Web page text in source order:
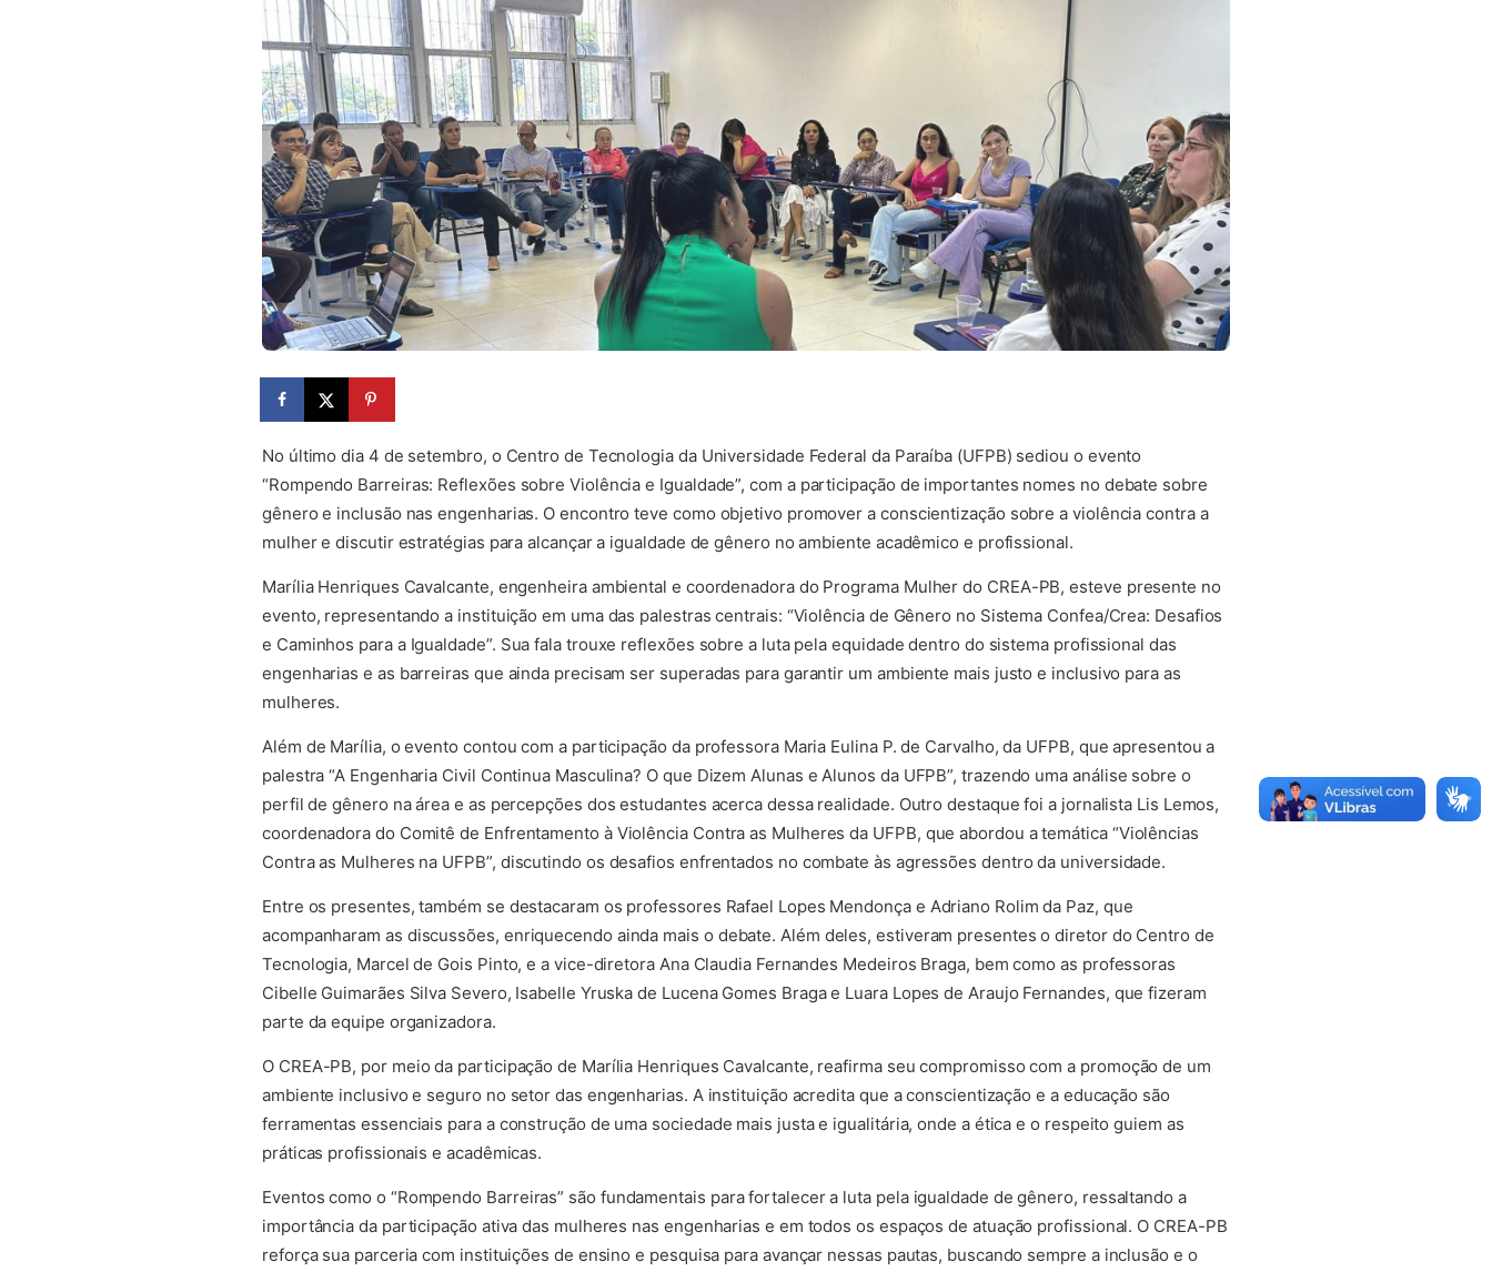
No último dia 4 de setembro, o Centro de Tecnologia da Universidade Federal da Paraíba (UFPB) sediou o evento
“Rompendo Barreiras: Reflexões sobre Violência e Igualdade”, com a participação de importantes nomes no debate sobre
gênero e inclusão nas engenharias. O encontro teve como objetivo promover a conscientização sobre a violência contra a
mulher e discutir estratégias para alcançar a igualdade de gênero no ambiente acadêmico e profissional.
Marília Henriques Cavalcante, engenheira ambiental e coordenadora do Programa Mulher do CREA-PB, esteve presente no
evento, representando a instituição em uma das palestras centrais: “Violência de Gênero no Sistema Confea/Crea: Desafios
e Caminhos para a Igualdade”. Sua fala trouxe reflexões sobre a luta pela equidade dentro do sistema profissional das
engenharias e as barreiras que ainda precisam ser superadas para garantir um ambiente mais justo e inclusivo para as
mulheres.
Além de Marília, o evento contou com a participação da professora Maria Eulina P. de Carvalho, da UFPB, que apresentou a
palestra “A Engenharia Civil Continua Masculina? O que Dizem Alunas e Alunos da UFPB”, trazendo uma análise sobre o
perfil de gênero na área e as percepções dos estudantes acerca dessa realidade. Outro destaque foi a jornalista Lis Lemos,
coordenadora do Comitê de Enfrentamento à Violência Contra as Mulheres da UFPB, que abordou a temática “Violências
Contra as Mulheres na UFPB”, discutindo os desafios enfrentados no combate às agressões dentro da universidade.
Entre os presentes, também se destacaram os professores Rafael Lopes Mendonça e Adriano Rolim da Paz, que
acompanharam as discussões, enriquecendo ainda mais o debate. Além deles, estiveram presentes o diretor do Centro de
Tecnologia, Marcel de Gois Pinto, e a vice-diretora Ana Claudia Fernandes Medeiros Braga, bem como as professoras
Cibelle Guimarães Silva Severo, Isabelle Yruska de Lucena Gomes Braga e Luara Lopes de Araujo Fernandes, que fizeram
parte da equipe organizadora.
O CREA-PB, por meio da participação de Marília Henriques Cavalcante, reafirma seu compromisso com a promoção de um
ambiente inclusivo e seguro no setor das engenharias. A instituição acredita que a conscientização e a educação são
ferramentas essenciais para a construção de uma sociedade mais justa e igualitária, onde a ética e o respeito guiem as
práticas profissionais e acadêmicas.
Eventos como o “Rompendo Barreiras” são fundamentais para fortalecer a luta pela igualdade de gênero, ressaltando a
importância da participação ativa das mulheres nas engenharias e em todos os espaços de atuação profissional. O CREA-PB
reforça sua parceria com instituições de ensino e pesquisa para avançar nessas pautas, buscando sempre a inclusão e o